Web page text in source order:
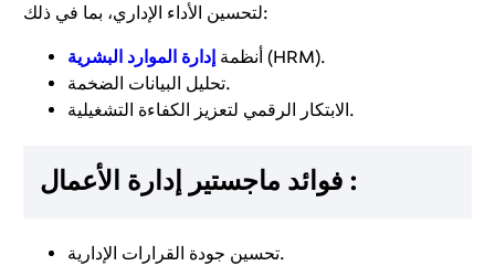
لتحسين الأداء الإداري، بما في ذلك:
أنظمة إدارة الموارد البشرية
(HRM).
تحليل البيانات الضخمة.
الابتكار الرقمي لتعزيز الكفاءة التشغيلية.
فوائد ماجستير إدارة الأعمال :
تحسين جودة القرارات الإدارية.